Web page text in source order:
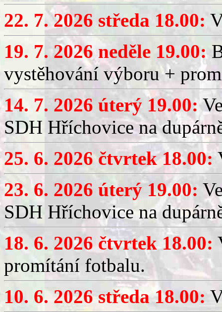
22. 7. 2026 středa 18.00:
19. 7. 2026 neděle 19.00:
vystěhování výboru +
14. 7. 2026 úterý 19.00:
SDH Hříchovice na
25. 6. 2026 čtvrtek 18.00:
23. 6. 2026 úterý 19.00:
SDH Hříchovice na
18. 6. 2026 čtvrtek 18.00:
promítání fotbalu.
10. 6. 2026 středa 18.00: